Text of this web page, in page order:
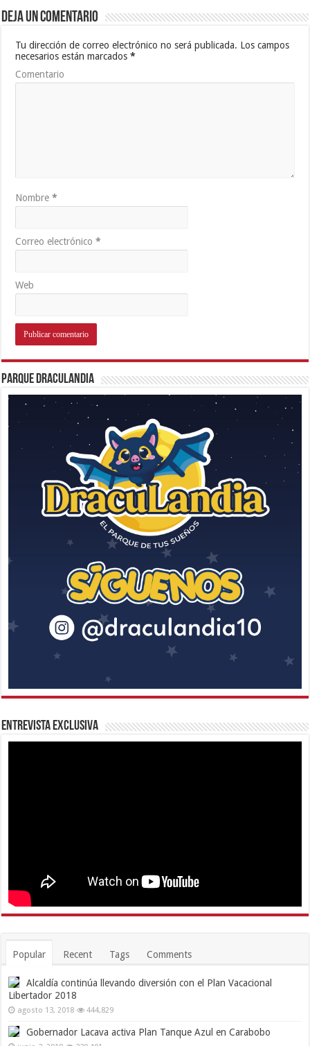
Deja un comentario
Tu dirección de correo electrónico no será publicada. Los campos
necesarios están marcados*
Comentario
Nombre*
Correo electrónico*
Web
Parque Draculandia
Entrevista Exclusiva
Popular Recent Tags Comments
Alcaldía continúa llevando diversión con el Plan Vacacional
Libertador 2018
agosto 13, 2018 444,829
Gobernador Lacava activa Plan Tanque Azul en Carabobo